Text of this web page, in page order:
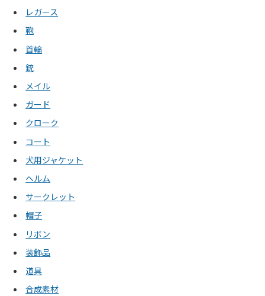
レガース
鞄
首輪
銃
メイル
ガード
クローク
コート
犬用ジャケット
ヘルム
サークレット
帽子
リボン
装飾品
道具
合成素材